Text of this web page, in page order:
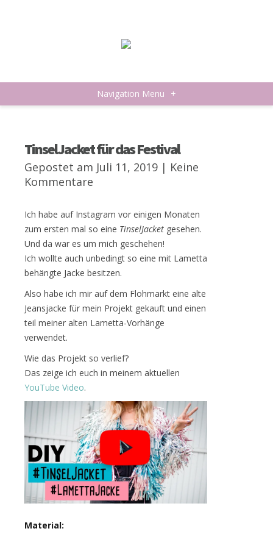
Navigation Menu +
TinselJacket für das Festival
Gepostet am Juli 11, 2019 | Keine
Kommentare
Ich habe auf Instagram vor einigen Monaten
zum ersten mal so eine TinselJacket gesehen.
Und da war es um mich geschehen!
Ich wollte auch unbedingt so eine mit Lametta
behängte Jacke besitzen.
Also habe ich mir auf dem Flohmarkt eine alte
Jeansjacke für mein Projekt gekauft und einen
teil meiner alten Lametta-Vorhänge
verwendet.
Wie das Projekt so verlief?
Das zeige ich euch in meinem aktuellen
YouTube Video.
Material: